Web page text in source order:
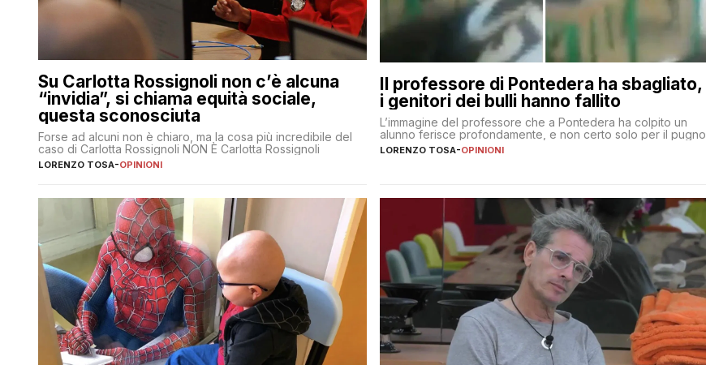
Su Carlotta Rossignoli non c’è alcuna
“invidia”, si chiama equità sociale,
questa sconosciuta
Forse ad alcuni non è chiaro, ma la cosa più incredibile del
caso di Carlotta Rossignoli NON È Carlotta Rossignoli
LORENZO TOSA-OPINIONI
Il professore di Pontedera ha sbagliato,
i genitori dei bulli hanno fallito
L’immagine del professore che a Pontedera ha colpito un
alunno ferisce profondamente, e non certo solo per il pugno
LORENZO TOSA-OPINIONI